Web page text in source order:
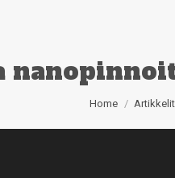
You are here:
Home Artikkelit